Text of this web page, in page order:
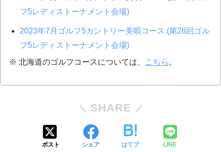
フ5レディストーナメント会場)
2023年7月ゴルフ5カントリー美唄コース (第28回ゴル
フ5レディストーナメント会場)
※ 北海道のゴルフコースについては、
こちら 。
SHARE
ポスト シェア はてブ LINE